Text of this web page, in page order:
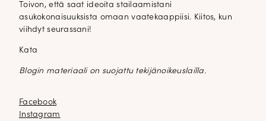
Toivon, että saat ideoita stailaamistani
asukokonaisuuksista omaan vaatekaappiisi. Kiitos, kun
viihdyt seurassani!
Kata
Blogin materiaali on suojattu tekijänoikeuslailla.
Facebook
Facebook
Instagram
Instagram